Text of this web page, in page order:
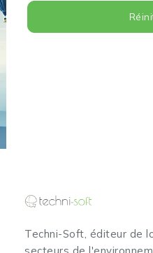
Techni-Soft, éditeur de